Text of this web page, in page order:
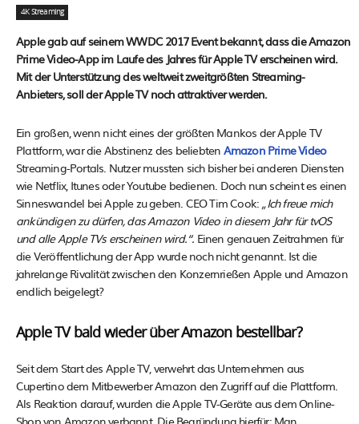
4K Streaming
Apple gab auf seinem WWDC 2017 Event bekannt, dass die Amazon
Prime Video-App im Laufe des Jahres für Apple TV erscheinen wird.
Mit der Unterstützung des weltweit zweitgrößten Streaming-
Anbieters, soll der Apple TV noch attraktiver werden.
Ein großen, wenn nicht eines der größten Mankos der Apple TV
Plattform, war die Abstinenz des beliebten Amazon Prime Video
Streaming-Portals. Nutzer mussten sich bisher bei anderen Diensten
wie Netflix, Itunes oder Youtube bedienen. Doch nun scheint es einen
Sinneswandel bei Apple zu geben. CEO Tim Cook: „Ich freue mich
ankündigen zu dürfen, das Amazon Video in diesem Jahr für tvOS
und alle Apple TVs erscheinen wird.“. Einen genauen Zeitrahmen für
die Veröffentlichung der App wurde noch nicht genannt. Ist die
jahrelange Rivalität zwischen den Konzernrießen Apple und Amazon
endlich beigelegt?
Apple TV bald wieder über Amazon bestellbar?
Seit dem Start des Apple TV, verwehrt das Unternehmen aus
Cupertino dem Mitbewerber Amazon den Zugriff auf die Plattform.
Als Reaktion darauf, wurden die Apple TV-Geräte aus dem Online-
Shop von Amazon verbannt. Die Begründung hierfür: Man